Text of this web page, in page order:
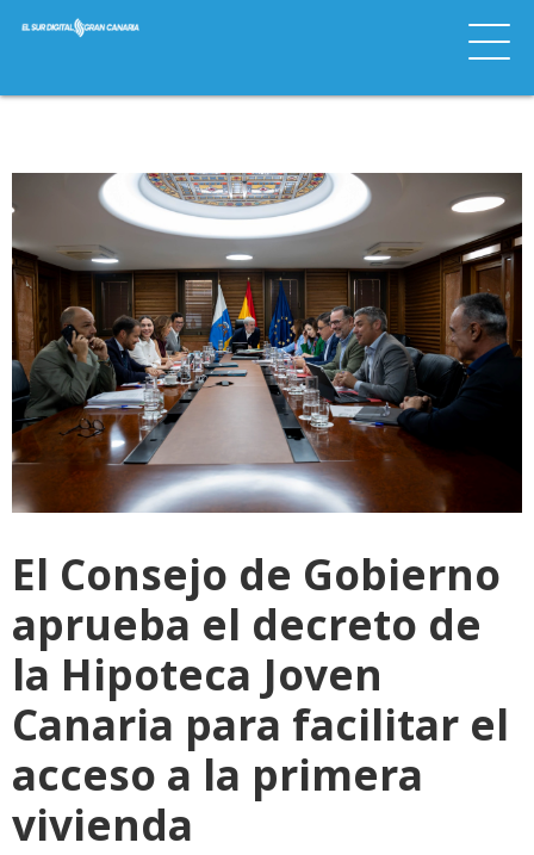
El Consejo de Gobierno
aprueba el decreto de
la Hipoteca Joven
Canaria para facilitar el
acceso a la primera
vivienda